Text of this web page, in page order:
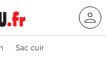
Sac cuir